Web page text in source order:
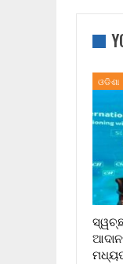
ଓଡିଶା